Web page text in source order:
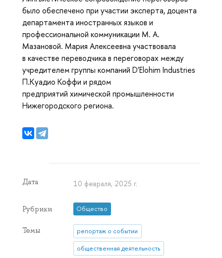
было обеспечено при участии эксперта, доцента
департамента иностранных языков и
профессиональной коммуникации М. А.
Мазановой. Мария Алексеевна участвовала
в качестве переводчика в переговорах между
учредителем группы компаний D'Elohim Industries
П.Куадио Коффи и рядом
предприятий химической промышленности
Нижегородского региона.
Дата 10 февраля, 2025 г.
Рубрики Общество
Темы репортаж о событии
общественная деятельность